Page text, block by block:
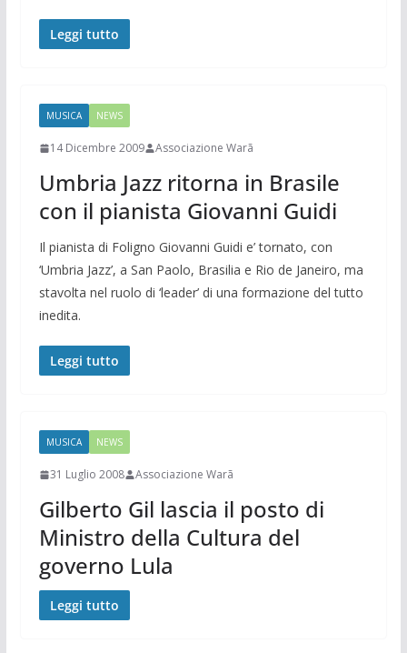
Leggi tutto
MUSICA NEWS
14 Dicembre 2009 Associazione Warã
Umbria Jazz ritorna in Brasile
con il pianista Giovanni Guidi
Il pianista di Foligno Giovanni Guidi e’ tornato, con
‘Umbria Jazz’, a San Paolo, Brasilia e Rio de Janeiro, ma
stavolta nel ruolo di ‘leader’ di una formazione del tutto
inedita.
Leggi tutto
MUSICA NEWS
31 Luglio 2008 Associazione Warã
Gilberto Gil lascia il posto di
Ministro della Cultura del
governo Lula
Leggi tutto